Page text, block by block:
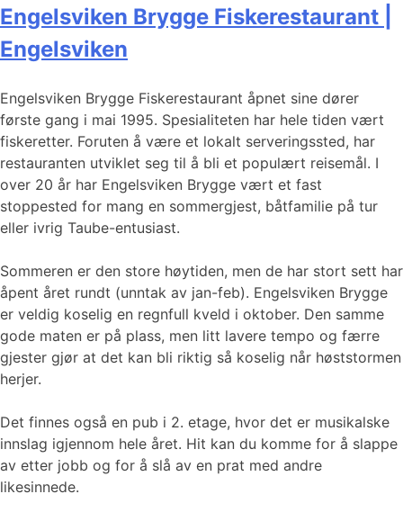
Engelsviken Brygge Fiskerestaurant |
Engelsviken
Engelsviken Brygge Fiskerestaurant åpnet sine dører
første gang i mai 1995. Spesialiteten har hele tiden vært
fiskeretter. Foruten å være et lokalt serveringssted, har
restauranten utviklet seg til å bli et populært reisemål. I
over 20 år har Engelsviken Brygge vært et fast
stoppested for mang en sommergjest, båtfamilie på tur
eller ivrig Taube-entusiast.
Sommeren er den store høytiden, men de har stort sett har
åpent året rundt (unntak av jan-feb). Engelsviken Brygge
er veldig koselig en regnfull kveld i oktober. Den samme
gode maten er på plass, men litt lavere tempo og færre
gjester gjør at det kan bli riktig så koselig når høststormen
herjer.
Det finnes også en pub i 2. etage, hvor det er musikalske
innslag igjennom hele året. Hit kan du komme for å slappe
av etter jobb og for å slå av en prat med andre
likesinnede.